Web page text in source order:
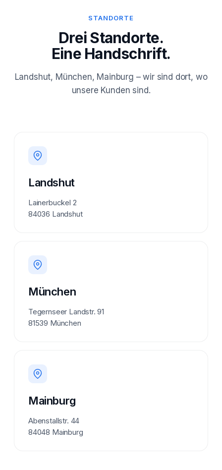
STANDORTE
Drei Standorte.
Eine Handschrift.
Landshut, München, Mainburg – wir sind dort, wo
unsere Kunden sind.
Landshut
Lainerbuckel 2
84036 Landshut
München
Tegernseer Landstr. 91
81539 München
Mainburg
Abenstallstr. 44
84048 Mainburg